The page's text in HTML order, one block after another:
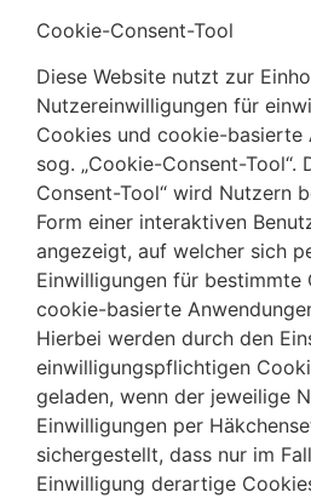
Cookie-Consent-Tool
Diese Website nutzt zur
Nutzereinwilligungen für
Cookies und cookie-basierte
sog. „Cookie-Consent-Tool“.
Consent-Tool“ wird Nutzern
Form einer interaktiven
angezeigt, auf welcher sich
Einwilligungen für bestimmte
cookie-basierte
Hierbei werden durch den
einwilligungspflichtigen
geladen, wenn der jeweilige
Einwilligungen per
sichergestellt, dass nur im
Einwilligung derartige